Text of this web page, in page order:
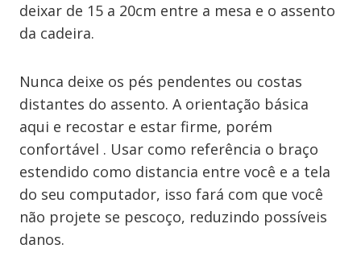
deixar de 15 a 20cm entre a mesa e o assento
da cadeira.
Nunca deixe os pés pendentes ou costas
distantes do assento. A orientação básica
aqui e recostar e estar firme, porém
confortável . Usar como referência o braço
estendido como distancia entre você e a tela
do seu computador, isso fará com que você
não projete se pescoço, reduzindo possíveis
danos.